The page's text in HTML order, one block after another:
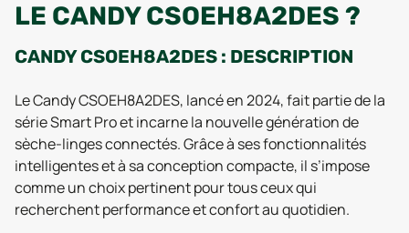
LE CANDY CSOEH8A2DES ?
CANDY CSOEH8A2DES : DESCRIPTION
Le Candy CSOEH8A2DES, lancé en 2024, fait partie de la
série Smart Pro et incarne la nouvelle génération de
sèche-linges connectés. Grâce à ses fonctionnalités
intelligentes et à sa conception compacte, il s’impose
comme un choix pertinent pour tous ceux qui
recherchent performance et confort au quotidien.